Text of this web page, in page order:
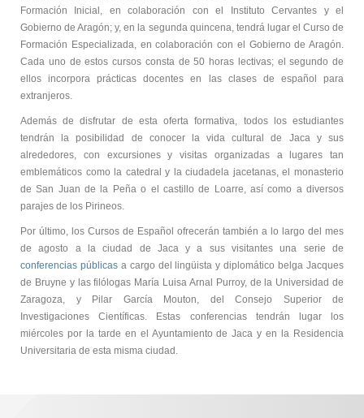
Formación Inicial, en colaboración con el Instituto Cervantes y el
Gobierno de Aragón; y, en la segunda quincena, tendrá lugar el Curso de
Formación Especializada, en colaboración con el Gobierno de Aragón.
Cada uno de estos cursos consta de 50 horas lectivas; el segundo de
ellos incorpora prácticas docentes en las clases de español para
extranjeros.
Además de disfrutar de esta oferta formativa, todos los estudiantes
tendrán la posibilidad de conocer la vida cultural de Jaca y sus
alrededores, con excursiones y visitas organizadasa lugares tan
emblemáticos como la catedral y la ciudadela jacetanas, el monasterio
de San Juan de la Peña o el castillo de Loarre, así como a diversos
parajes de los Pirineos.
Por último, los Cursos de Español ofrecerán también a lo largo del mes
de agosto a la ciudad de Jaca y a sus visitantes una serie de
conferencias públicasa cargo del lingüista y diplomático belga Jacques
de Bruyne y las filólogas María Luisa Arnal Purroy, de la Universidad de
Zaragoza, y Pilar García Mouton, del Consejo Superior de
Investigaciones Científicas. Estas conferencias tendrán lugar los
miércoles por la tarde en el Ayuntamiento de Jaca y en la Residencia
Universitaria de esta misma ciudad.